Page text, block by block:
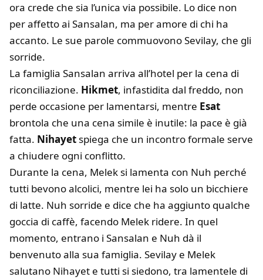
ora crede che sia l’unica via possibile. Lo dice non
per affetto ai Sansalan, ma per amore di chi ha
accanto. Le sue parole commuovono Sevilay, che gli
sorride.
La famiglia Sansalan arriva all’hotel per la cena di
riconciliazione. Hikmet, infastidita dal freddo, non
perde occasione per lamentarsi, mentre Esat
brontola che una cena simile è inutile: la pace è già
fatta. Nihayet spiega che un incontro formale serve
a chiudere ogni conflitto.
Durante la cena, Melek si lamenta con Nuh perché
tutti bevono alcolici, mentre lei ha solo un bicchiere
di latte. Nuh sorride e dice che ha aggiunto qualche
goccia di caffè, facendo Melek ridere. In quel
momento, entrano i Sansalan e Nuh dà il
benvenuto alla sua famiglia. Sevilay e Melek
salutano Nihayet e tutti si siedono, tra lamentele di